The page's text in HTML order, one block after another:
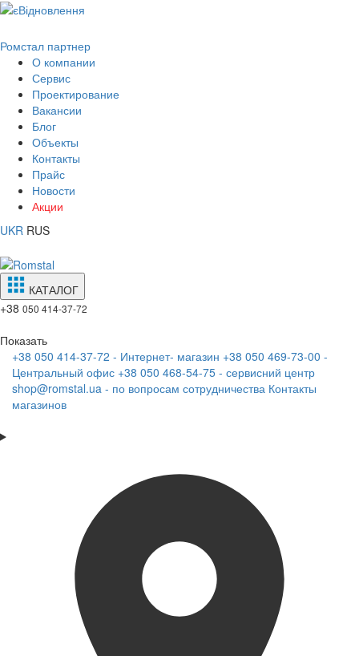
Ромстал партнер
О компании
Сервис
Проектирование
Вакансии
Блог
Объекты
Контакты
Прайс
Новости
Акции
UKR RUS
КАТАЛОГ
+38 050 414-37-72
Показать
+38 050 414-37-72 - Интернет- магазин +38 050 469-73-00 -
Центральный офис +38 050 468-54-75 - сервисний центр
shop@romstal.ua - по вопросам сотрудничества Контакты
магазинов